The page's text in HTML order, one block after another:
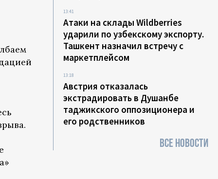
13:41
Атаки на склады Wildberries
ударили по узбекскому экспорту.
Ташкент назначил встречу с
маркетплейсом
13:18
Австрия отказалась
экстрадировать в Душанбе
таджикского оппозиционера и
его родственников
ВСЕ НОВОСТИ